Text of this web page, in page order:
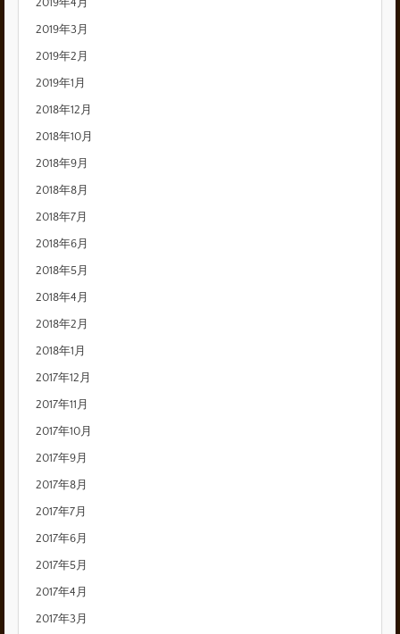
2019年4月
2019年3月
2019年2月
2019年1月
2018年12月
2018年10月
2018年9月
2018年8月
2018年7月
2018年6月
2018年5月
2018年4月
2018年2月
2018年1月
2017年12月
2017年11月
2017年10月
2017年9月
2017年8月
2017年7月
2017年6月
2017年5月
2017年4月
2017年3月